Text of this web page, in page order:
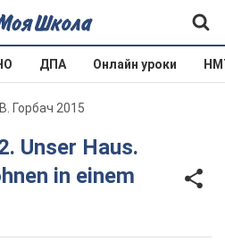
ДПА Онлайн уроки
Горбач 2015
in einem